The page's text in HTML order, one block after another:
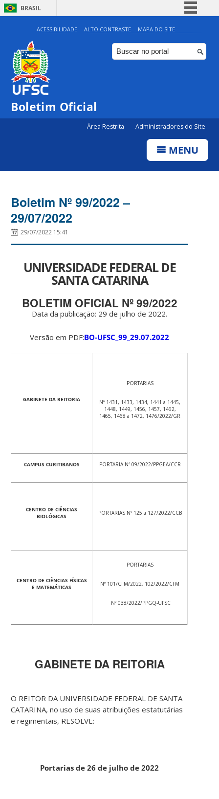
BRASIL
Simplifique!
Comunica BR
Participe
ACESSIBILIDADE ALTO CONTRASTE MAPA DO SITE
Boletim Oficial
Área Restrita Administradores do Site
MENU
Boletim Nº 99/2022 –
29/07/2022
29/07/2022 15:41
UNIVERSIDADE FEDERAL DE
SANTA CATARINA
BOLETIM OFICIAL Nº 99/2022
Data da publicação: 29 de julho de 2022.
Versão em PDF:BO-UFSC_99_29.07.2022
GABINETE DA REITORIA
PORTARIAS
Nº 1431, 1433, 1434, 1441 a 1445,
1448, 1449, 1456, 1457, 1462,
1465, 1468 a 1472, 1476/2022/GR
CAMPUS CURITIBANOS PORTARIA Nº 09/2022/PPGEA/CCR
CENTRO DE CIÊNCIAS
BIOLÓGICAS
PORTARIAS Nº 125 a 127/2022/CCB
CENTRO DE CIÊNCIAS FÍSICAS
E MATEMÁTICAS
PORTARIAS
Nº 101/CFM/2022, 102/2022/CFM
Nº 038/2022/PPGQ-UFSC
GABINETE DA REITORIA
O REITOR DA UNIVERSIDADE FEDERAL DE SANTA
CATARINA, no uso de suas atribuições estatutárias
e regimentais, RESOLVE:
Portarias de 26 de julho de 2022